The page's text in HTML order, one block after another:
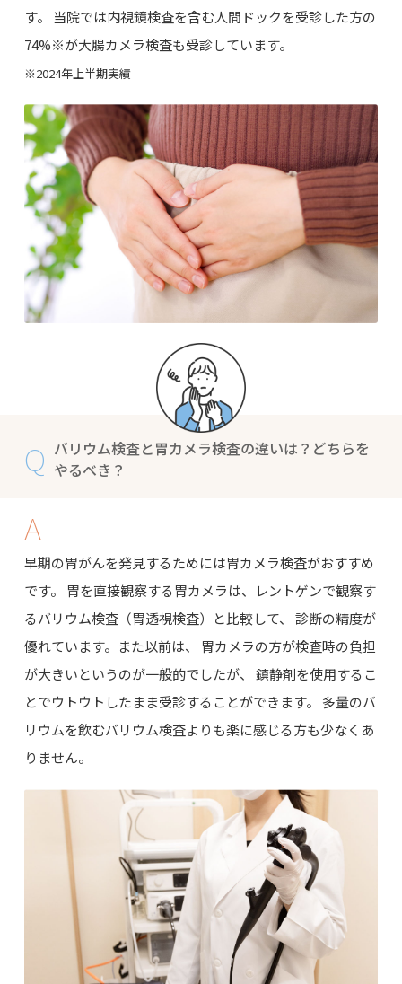
す。 当院では内視鏡検査を含む人間ドックを受診した方の
74%※が大腸カメラ検査も受診しています。
※2024年上半期実績
Q バリウム検査と胃カメラ検査の違いは？どちらを
やるべき？
A
早期の胃がんを発見するためには胃カメラ検査がおすすめ
です。 胃を直接観察する胃カメラは、レントゲンで観察す
るバリウム検査（胃透視検査）と比較して、 診断の精度が
優れています。また以前は、 胃カメラの方が検査時の負担
が大きいというのが一般的でしたが、 鎮静剤を使用するこ
とでウトウトしたまま受診することができます。 多量のバ
リウムを飲むバリウム検査よりも楽に感じる方も少なくあ
りません。